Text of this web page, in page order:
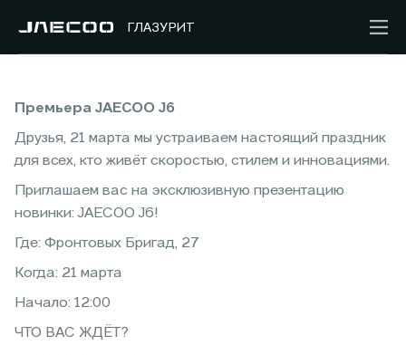
ГЛАЗУРИТ
Премьера JAECOO J6
Друзья, 21 марта мы устраиваем настоящий праздник
для всех, кто живёт скоростью, стилем и инновациями.
Приглашаем вас на эксклюзивную презентацию
новинки: JAECOO J6!
Где: Фронтовых Бригад, 27
Когда: 21 марта
Начало: 12:00
ЧТО ВАС ЖДЁТ?